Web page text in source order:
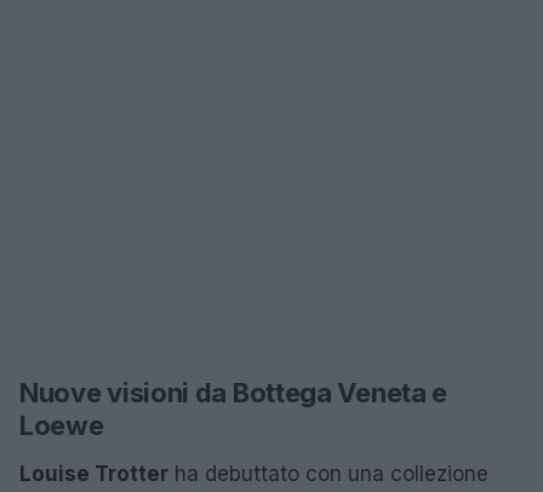
Nuove visioni da Bottega Veneta e
Loewe
Louise Trotter ha debuttato con una collezione